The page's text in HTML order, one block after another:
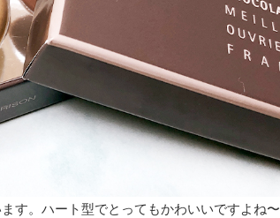
す。ハート型でとってもかわいいですよね〜